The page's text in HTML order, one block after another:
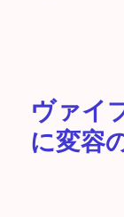
ヴァイ
に変容